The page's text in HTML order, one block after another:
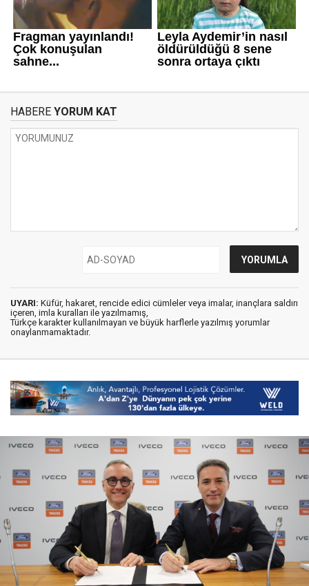
HABERE YORUM KAT
UYARI: Küfür, hakaret, rencide edici cümleler veya imalar, inançlara saldırı
içeren, imla kuralları ile yazılmamış,
Türkçe karakter kullanılmayan ve büyük harflerle yazılmış yorumlar
onaylanmamaktadır.